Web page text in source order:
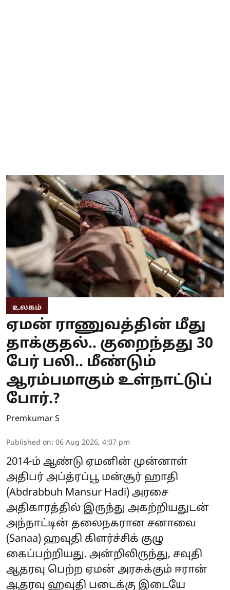
உலகம்
ஏமன் ராணுவத்தின் மீது
தாக்குதல்.. குறைந்தது 30
பேர் பலி.. மீண்டும்
ஆரம்பமாகும் உள்நாட்டுப்
போர்.?
Premkumar S
Published on: 06 Aug 2026, 4:07 pm
2014-ம் ஆண்டு ஏமனின் முன்னாள்
அதிபர் அப்த்ரப்பூ மன்சூர் ஹாதி
(Abdrabbuh Mansur Hadi) அரசை
அதிகாரத்தில் இருந்து அகற்றியதுடன்
அந்நாட்டின் தலைநகரான சனாவை
(Sanaa) ஹவுதி கிளர்ச்சிக் குழு
கைப்பற்றியது. அன்றிலிருந்து, சவுதி
ஆதரவு பெற்ற ஏமன் அரசுக்கும் ஈரான்
ஆதரவு ஹவுதி படைக்கு இடையே